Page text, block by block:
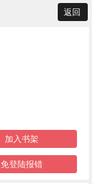
返回
加入书架
免登陆报错